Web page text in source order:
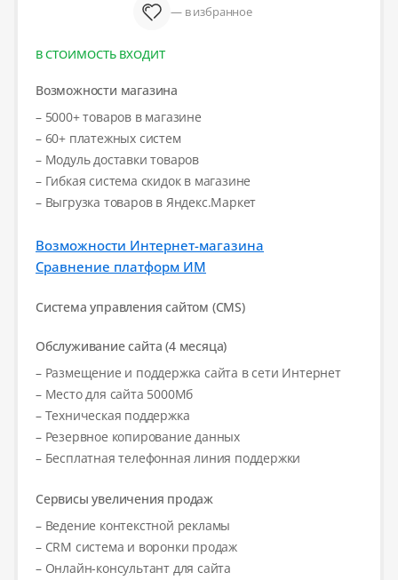
— в избранное
В СТОИМОСТЬ ВХОДИТ
Возможности магазина
– 5000+ товаров в магазине
– 60+ платежных систем
– Модуль доставки товаров
– Гибкая система скидок в магазине
– Выгрузка товаров в Яндекс.Маркет
Возможности Интернет-магазина
Сравнение платформ ИМ
Система управления сайтом (CMS)
Обслуживание сайта (4 месяца)
– Размещение и поддержка сайта в сети Интернет
– Место для сайта 5000Мб
– Техническая поддержка
– Резервное копирование данных
– Бесплатная телефонная линия поддержки
Сервисы увеличения продаж
– Ведение контекстной рекламы
– CRM система и воронки продаж
– Онлайн-консультант для сайта